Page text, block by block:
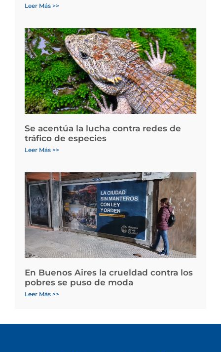
Leer Más >>
Se acentúa la lucha contra redes de
tráfico de especies
Leer Más >>
En Buenos Aires la crueldad contra los
pobres se puso de moda
Leer Más >>